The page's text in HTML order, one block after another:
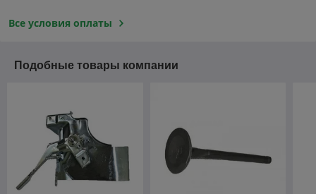
Все условия оплаты
Подобные товары компании